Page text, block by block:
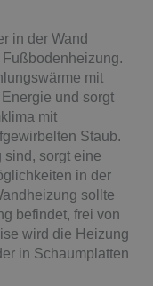
in der Wand
mit
und sorgt
mit
Staub.
sind, sorgt eine
in der
sollte
befindet, frei von
wird die Heizung
in Schaumplatten